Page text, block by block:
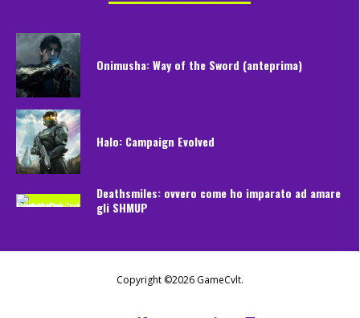
Onimusha: Way of the Sword (anteprima)
Halo: Campaign Evolved
Deathsmiles: ovvero come ho imparato ad amare
gli SHMUP
Copyright ©2026 GameCvlt.